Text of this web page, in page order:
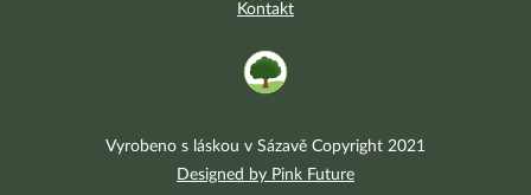
Kontakt
Vyrobeno s láskou v Sázavě Copyright 2021
Designed by Pink Future